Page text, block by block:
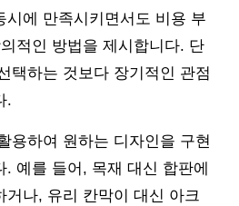
시에 만족시키면서도 비용 부
적인 방법을 제시합니다. 단
택하는 것보다 장기적인 관점
.
용하여 원하는 디자인을 구현
예를 들어, 목재 대신 합판에
거나, 유리 칸막이 대신 아크